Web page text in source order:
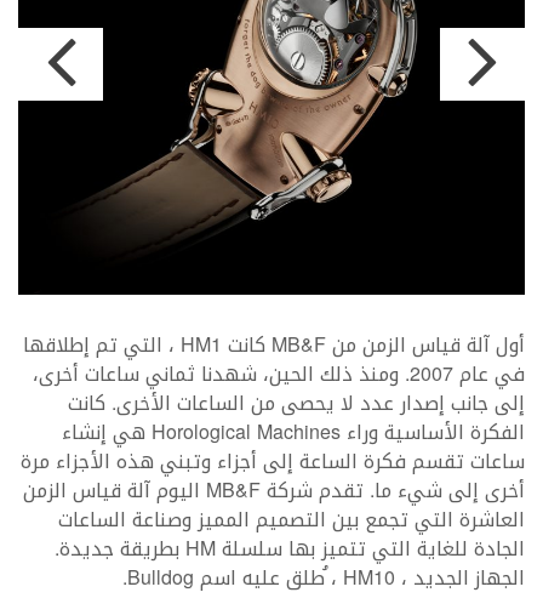
أول آلة قياس الزمن من MB&F كانت HM1 ، التي تم إطلاقها
في عام 2007. ومنذ ذلك الحين، شهدنا ثماني ساعات أخرى،
إلى جانب إصدار عدد لا يحصى من الساعات الأخرى. كانت
الفكرة الأساسية وراء Horological Machines هي إنشاء
ساعات تقسم فكرة الساعة إلى أجزاء وتبني هذه الأجزاء مرة
أخرى إلى شيء ما. تقدم شركة MB&F اليوم آلة قياس الزمن
العاشرة التي تجمع بين التصميم المميز وصناعة الساعات
الجادة للغاية التي تتميز بها سلسلة HM بطريقة جديدة.
الجهاز الجديد ، HM10 ، ُطلق عليه اسم Bulldog.